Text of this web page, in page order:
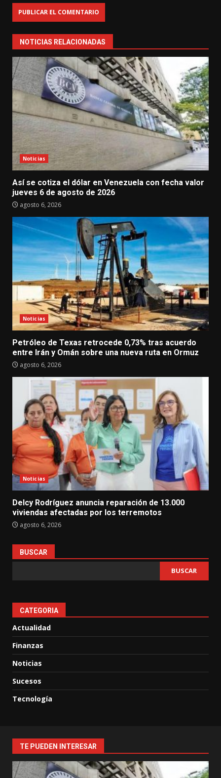
NOTICIAS RELACIONADAS
Noticias
Así se cotiza el dólar en Venezuela con fecha valor
jueves 6 de agosto de 2026
agosto 6, 2026
Noticias
Petróleo de Texas retrocede 0,73% tras acuerdo
entre Irán y Omán sobre una nueva ruta en Ormuz
agosto 6, 2026
Noticias
Delcy Rodríguez anuncia reparación de 13.000
viviendas afectadas por los terremotos
agosto 6, 2026
BUSCAR
BUSCAR
CATEGORIA
Actualidad
Finanzas
Noticias
Sucesos
Tecnología
TE PUEDEN INTERESAR